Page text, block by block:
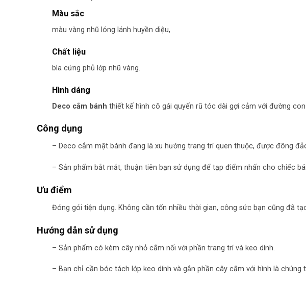
Màu sắc
màu vàng nhũ lóng lánh huyền diệu,
Chất liệu
bìa cứng phủ lớp nhũ vàng.
Hình dáng
Deco cắm bánh thiết kế hình cô gái quyến rũ tóc dài gợi cảm với đường
Công dụng
– Deco cắm mặt bánh đang là xu hướng trang trí quen thuộc, được đông
– Sản phẩm bắt mắt, thuận tiên bạn sử dụng để tạp điểm nhấn cho chiếc
Ưu điểm
Đóng gói tiện dụng. Không cần tốn nhiều thời gian, công sức bạn cũng đã
Hướng dẫn sử dụng
– Sản phẩm có kèm cây nhỏ cắm nối với phần trang trí và keo dính.
– Bạn chỉ cần bóc tách lớp keo dính và gắn phần cây cắm với hình là chúng